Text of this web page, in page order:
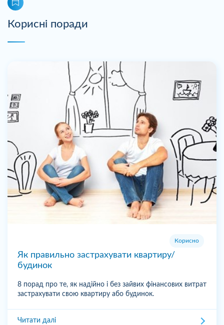
Корисні поради
Корисно
Як правильно застрахувати квартиру/
будинок
8 порад про те, як надійно і без зайвих фінансових витрат
застрахувати свою квартиру або будинок.
Читати далі